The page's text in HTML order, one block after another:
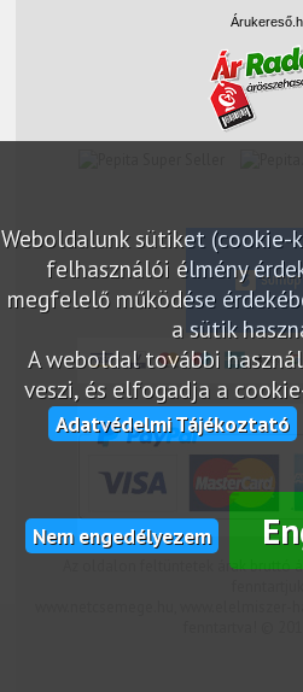
Weboldalunk sütiket
felhasználói élmény
megfelelő működése
a sütik
A weboldal további
veszi, és elfogadja a
Adatvédelmi Tájékoztató
Nem engedélyezem
Az oldalon feltüntetek árak bruttó